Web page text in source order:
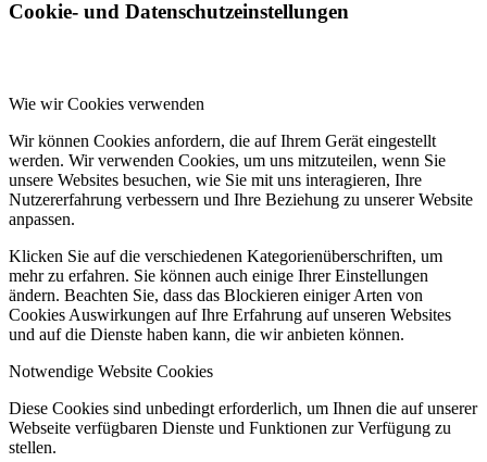
Cookie- und Datenschutzeinstellungen
Wie wir Cookies verwenden
Wir können Cookies anfordern, die auf Ihrem Gerät eingestellt
werden. Wir verwenden Cookies, um uns mitzuteilen, wenn Sie
unsere Websites besuchen, wie Sie mit uns interagieren, Ihre
Nutzererfahrung verbessern und Ihre Beziehung zu unserer Website
anpassen.
Klicken Sie auf die verschiedenen Kategorienüberschriften, um
mehr zu erfahren. Sie können auch einige Ihrer Einstellungen
ändern. Beachten Sie, dass das Blockieren einiger Arten von
Cookies Auswirkungen auf Ihre Erfahrung auf unseren Websites
und auf die Dienste haben kann, die wir anbieten können.
Notwendige Website Cookies
Diese Cookies sind unbedingt erforderlich, um Ihnen die auf unserer
Webseite verfügbaren Dienste und Funktionen zur Verfügung zu
stellen.